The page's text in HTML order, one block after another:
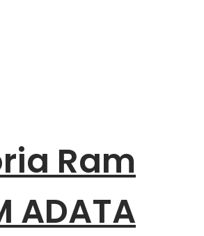
Ram
ADATA